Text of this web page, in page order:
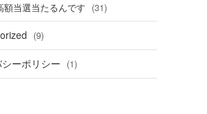
額当選当たるんです (31)
(9)
ーポリシー (1)